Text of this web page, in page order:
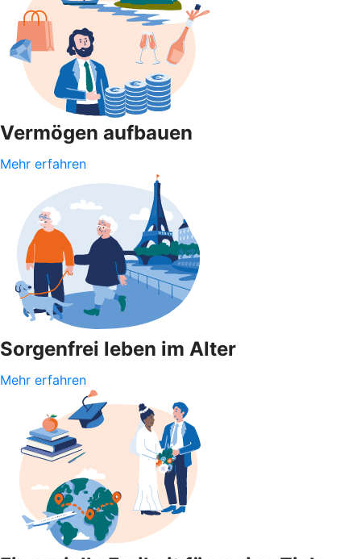
Vermögen aufbauen
Mehr erfahren
Sorgenfrei leben im Alter
Mehr erfahren